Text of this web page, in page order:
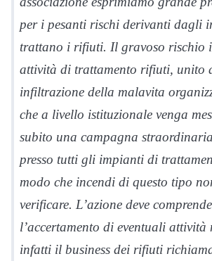
per i pesanti rischi derivanti dagli
trattano i rifiuti. Il gravoso rischio
attività di trattamento rifiuti, unito
infiltrazione della malavita
che a livello istituzionale venga
subito una campagna
presso tutti gli impianti di
modo che incendi di questo tipo
verificare. L’azione deve
l’accertamento di eventuali attività
infatti il business dei rifiuti